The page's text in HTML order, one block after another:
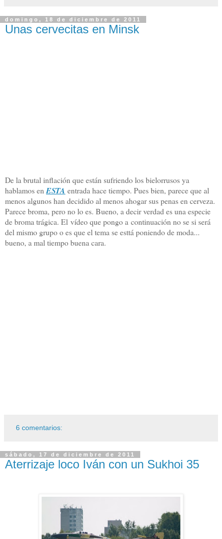
domingo, 18 de diciembre de 2011
Unas cervecitas en Minsk
De la brutal inflación que están sufriendo los bielorrusos ya
hablamos enESTA entrada hace tiempo. Pues bien, parece que al
menos algunos han decidido al menos ahogar sus penas en cerveza.
Parece broma, pero no lo es. Bueno, a decir verdad es una especie
de broma trágica. El vídeo que pongo a continuación no se si será
del mismo grupo o es que el tema se esttá poniendo de moda...
bueno, a mal tiempo buena cara.
6 comentarios:
sábado, 17 de diciembre de 2011
Aterrizaje loco Iván con un Sukhoi 35